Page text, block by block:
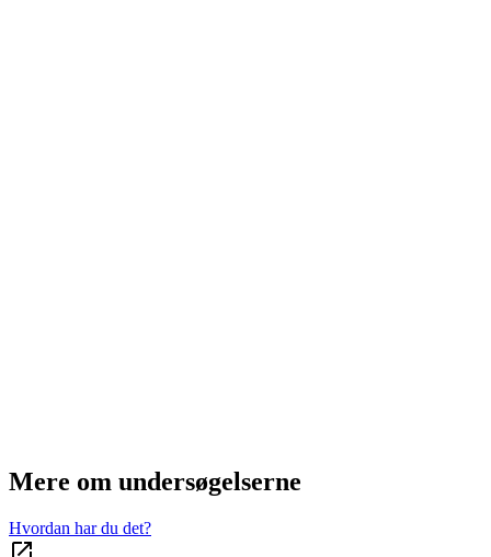
Mere om undersøgelserne
Hvordan har du det?